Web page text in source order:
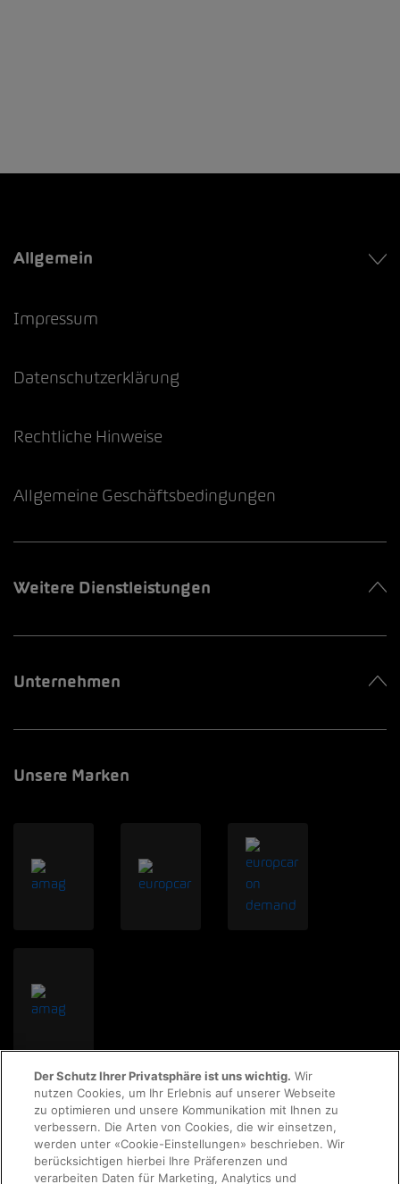
Allgemein
Impressum
Datenschutzerklärung
Rechtliche Hinweise
Allgemeine Geschäftsbedingungen
Weitere Dienstleistungen
Unternehmen
Unsere Marken
Der Schutz Ihrer Privatsphäre ist uns wichtig. Wir
nutzen Cookies, um Ihr Erlebnis auf unserer Webseite
zu optimieren und unsere Kommunikation mit Ihnen zu
verbessern. Die Arten von Cookies, die wir einsetzen,
werden unter «Cookie-Einstellungen» beschrieben. Wir
berücksichtigen hierbei Ihre Präferenzen und
verarbeiten Daten für Marketing, Analytics und